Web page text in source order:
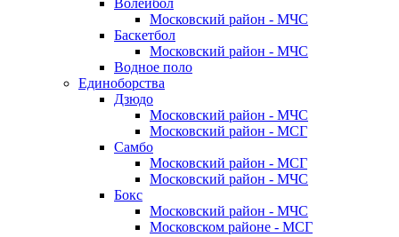
Волейбол
Московский район - МЧС
Баскетбол
Московский район - МЧС
Водное поло
Единоборства
Дзюдо
Московский район - МЧС
Московский район - МСГ
Самбо
Московский район - МСГ
Московский район - МЧС
Бокс
Московский район - МЧС
Московском районе - МСГ